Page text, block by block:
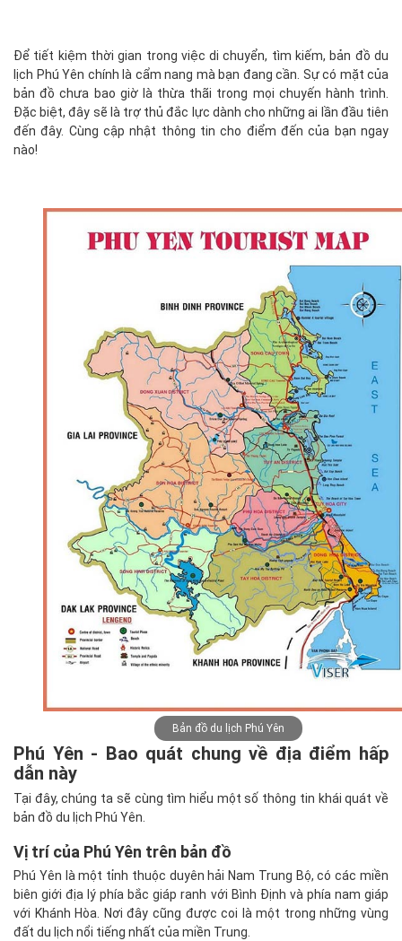
Để tiết kiệm thời gian trong việc di chuyển, tìm kiếm, bản đồ du
lịch Phú Yên chính là cẩm nang mà bạn đang cần. Sự có mặt của
bản đồ chưa bao giờ là thừa thãi trong mọi chuyến hành trình.
Đặc biệt, đây sẽ là trợ thủ đắc lực dành cho những ai lần đầu tiên
đến đây. Cùng cập nhật thông tin cho điểm đến của bạn ngay
nào!
Bản đồ du lịch Phú Yên
Phú Yên - Bao quát chung về địa điểm hấp
dẫn này
Tại đây, chúng ta sẽ cùng tìm hiểu một số thông tin khái quát về
bản đồ du lịch Phú Yên.
Vị trí của Phú Yên trên bản đồ
Phú Yên là một tỉnh thuộc duyên hải Nam Trung Bộ, có các miền
biên giới địa lý phía bắc giáp ranh với Bình Định và phía nam giáp
với Khánh Hòa. Nơi đây cũng được coi là một trong những vùng
đất du lịch nổi tiếng nhất của miền Trung.